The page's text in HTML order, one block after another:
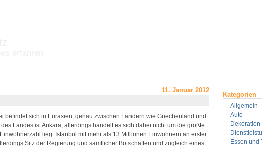
Kategorien
Allgemein
Auto
Dekoration
Essen und
11. Januar 2012
befindet sich in Eurasien, genau zwischen Ländern wie Griechenland und
Landes ist Ankara, allerdings handelt es sich dabei nicht um die größte
liegt Istanbul mit mehr als 13 Millionen Einwohnern an erster
Sitz der Regierung und sämtlicher Botschaften und zugleich eines